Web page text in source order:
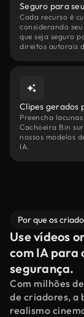
Seguro para
Cada recurso é
considerando
que seja seguro
direitos autorais
Clipes gerados
Preencha
Cachoeira Bin
nossos modelos
IA.
Por que os
Use vídeos
com IA para
segurança.
Com milhões
de criadores, a
realismo